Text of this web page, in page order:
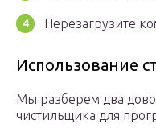
Перезагрузите
Использование
Мы разберем два
чистильщика для